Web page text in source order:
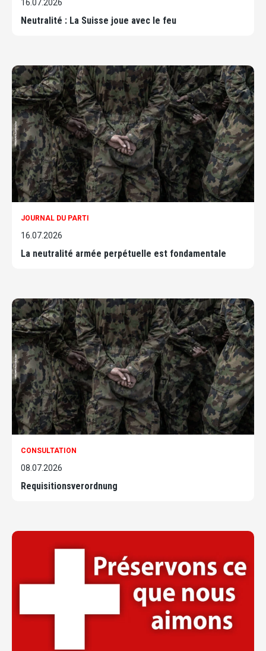
16.07.2026
Neutralité : La Suisse joue avec le feu
JOURNAL DU PARTI
16.07.2026
La neutralité armée perpétuelle est fondamentale
CONSULTATION
08.07.2026
Requisitionsverordnung